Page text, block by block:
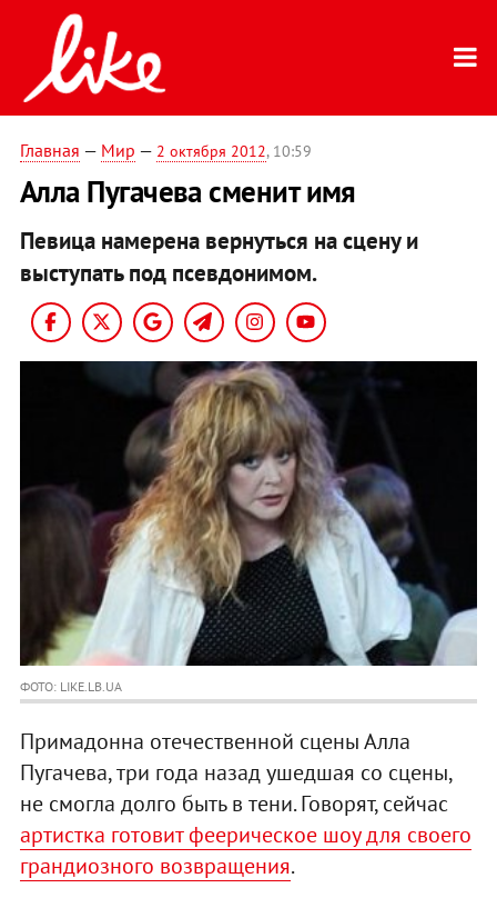
Главная — Мир — 2 октября 2012, 10:59
Алла Пугачева сменит имя
Певица намерена вернуться на сцену и
выступать под псевдонимом.
ФОТО: LIKE.LB.UA
Примадонна отечественной сцены Алла
Пугачева, три года назад ушедшая со сцены,
не смогла долго быть в тени. Говорят, сейчас
артистка готовит феерическое шоу для своего
грандиозного возвращения.